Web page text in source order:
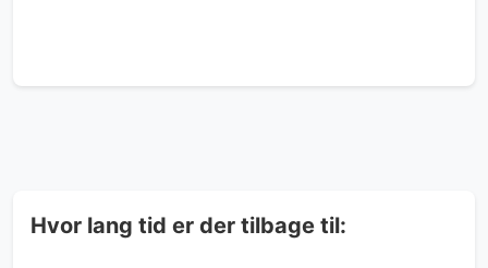
Hvor lang tid er der tilbage til: